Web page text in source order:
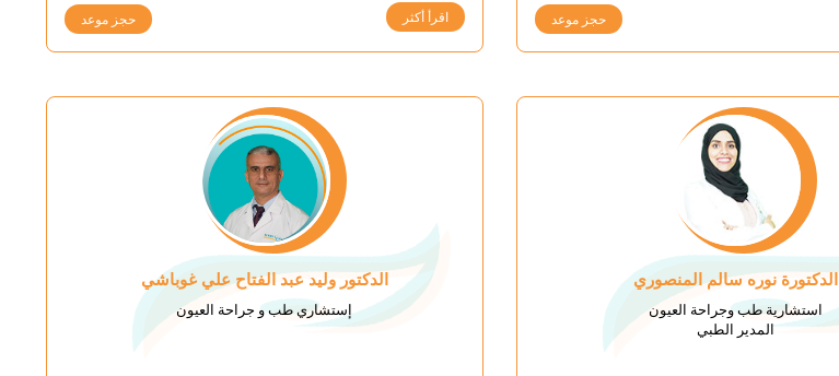
حجز موعد اقرأ أكثر حجز موعد
الدكتورة نوره سالم المنصوري
استشارية طب وجراحة العيون
المدير الطبي
الدكتور وليد عبد الفتاح علي غوباشي
إستشاري طب و جراحة العيون